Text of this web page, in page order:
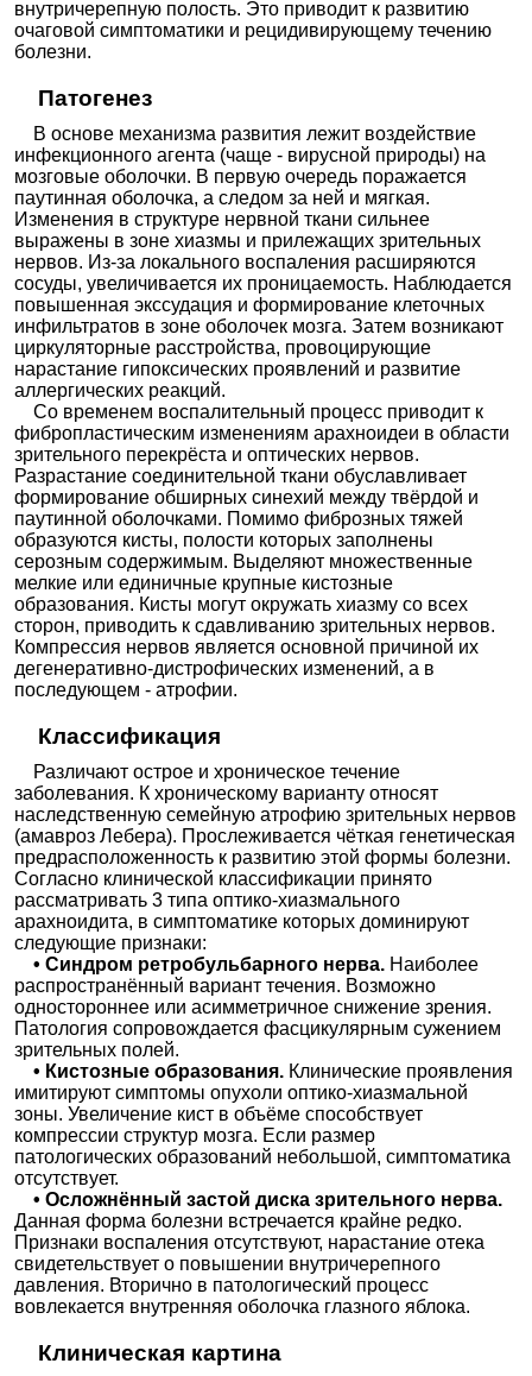
внутричерепную полость. Это приводит к развитию
очаговой симптоматики и рецидивирующему течению
болезни.
Патогенез
В основе механизма развития лежит воздействие
инфекционного агента (чаще - вирусной природы) на
мозговые оболочки. В первую очередь поражается
паутинная оболочка, а следом за ней и мягкая.
Изменения в структуре нервной ткани сильнее
выражены в зоне хиазмы и прилежащих зрительных
нервов. Из-за локального воспаления расширяются
сосуды, увеличивается их проницаемость. Наблюдается
повышенная экссудация и формирование клеточных
инфильтратов в зоне оболочек мозга. Затем возникают
циркуляторные расстройства, провоцирующие
нарастание гипоксических проявлений и развитие
аллергических реакций.
Со временем воспалительный процесс приводит к
фибропластическим изменениям арахноидеи в области
зрительного перекрёста и оптических нервов.
Разрастание соединительной ткани обуславливает
формирование обширных синехий между твёрдой и
паутинной оболочками. Помимо фиброзных тяжей
образуются кисты, полости которых заполнены
серозным содержимым. Выделяют множественные
мелкие или единичные крупные кистозные
образования. Кисты могут окружать хиазму со всех
сторон, приводить к сдавливанию зрительных нервов.
Компрессия нервов является основной причиной их
дегенеративно-дистрофических изменений, а в
последующем - атрофии.
Классификация
Различают острое и хроническое течение
заболевания. К хроническому варианту относят
наследственную семейную атрофию зрительных нервов
(амавроз Лебера). Прослеживается чёткая генетическая
предрасположенность к развитию этой формы болезни.
Согласно клинической классификации принято
рассматривать 3 типа оптико-хиазмального
арахноидита, в симптоматике которых доминируют
следующие признаки:
• Синдром ретробульбарного нерва. Наиболее
распространённый вариант течения. Возможно
одностороннее или асимметричное снижение зрения.
Патология сопровождается фасцикулярным сужением
зрительных полей.
• Кистозные образования. Клинические проявления
имитируют симптомы опухоли оптико-хиазмальной
зоны. Увеличение кист в объёме способствует
компрессии структур мозга. Если размер
патологических образований небольшой, симптоматика
отсутствует.
• Осложнённый застой диска зрительного нерва.
Данная форма болезни встречается крайне редко.
Признаки воспаления отсутствуют, нарастание отека
свидетельствует о повышении внутричерепного
давления. Вторично в патологический процесс
вовлекается внутренняя оболочка глазного яблока.
Клиническая картина